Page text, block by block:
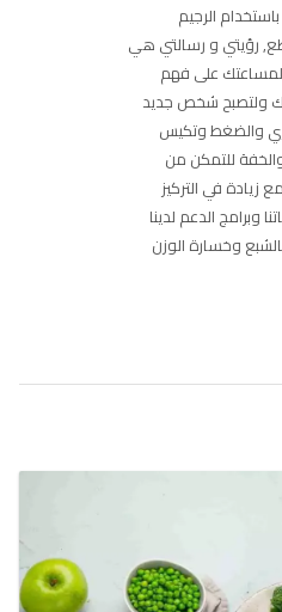
الرجيم
رؤيتي و رسالتي هي
لمساعتك على فهم
ولتصبح شخص جديد
والضغط وتكيس
للتمكن من
زيادة في التركيز
وبرامج الدعم لدينا
وخسارة الوزن